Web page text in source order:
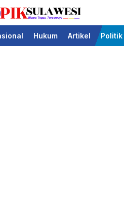
Topik Sulawesi
Tegas Terpercaya
Hukum Artikel Politik